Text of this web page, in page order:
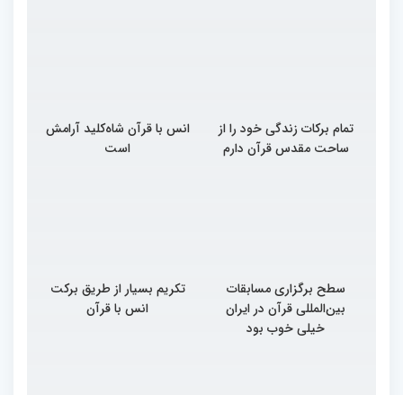
تمام برکات زندگی خود را از
ساحت مقدس قرآن دارم
انس با قرآن شاه‌کلید آرامش
است
سطح برگزاری مسابقات
بین‌المللی قرآن در ایران
خیلی خوب بود
تکریم بسیار از طریق برکت
انس با قرآن